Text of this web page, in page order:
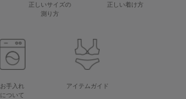
正しいサイズの
測り方
正しい着け方
お手入れ
について
アイテムガイド